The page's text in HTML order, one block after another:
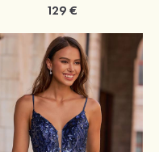
129 €